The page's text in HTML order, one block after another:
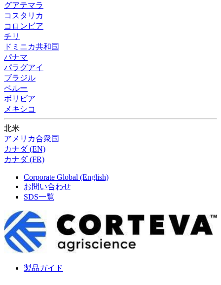
グアテマラ
コスタリカ
コロンビア
チリ
ドミニカ共和国
パナマ
パラグアイ
ブラジル
ペルー
ボリビア
メキシコ
北米
アメリカ合衆国
カナダ (EN)
カナダ (FR)
Corporate Global (English)
お問い合わせ
SDS一覧
製品ガイド